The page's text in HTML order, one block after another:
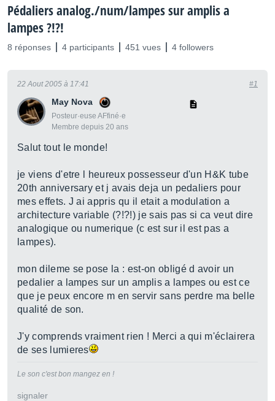
Pédaliers analog./num/lampes sur amplis a
lampes ?!?!
8 réponses 4 participants 451 vues 4 followers
May Nova
Posteur·euse AFfiné·e
Membre depuis 20 ans
22 Aout 2005 à 17:41 #1
Salut tout le monde!
je viens d'etre l heureux possesseur d'un H&K tube
20th anniversary et j avais deja un pedaliers pour
mes effets. J ai appris qu il etait a modulation a
architecture variable (?!?!) je sais pas si ca veut dire
analogique ou numerique (c est sur il est pas a
lampes).
mon dileme se pose la : est-on obligé d avoir un
pedalier a lampes sur un amplis a lampes ou est ce
que je peux encore m en servir sans perdre ma belle
qualité de son.
J'y comprends vraiment rien ! Merci a qui m'éclairera
de ses lumieres
Le son c'est bon mangez en !
signaler